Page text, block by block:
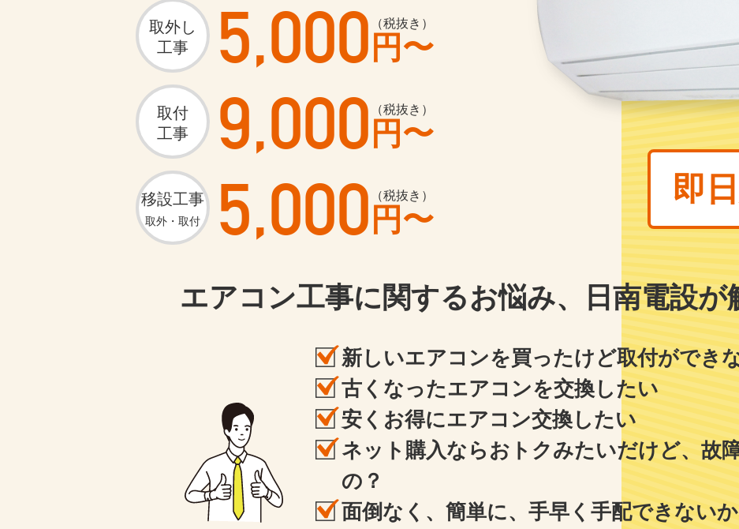
取外し
工事
5,000 円〜
（税抜き）
取付
工事
9,000 円〜
（税抜き）
移設工事
取外・取付 5,000 円〜
（税抜き） 即
エアコン工事に関するお悩み、 日南電設が
新しいエアコンを買ったけど取付ができ
古くなったエアコンを交換したい
安くお得にエアコン交換したい
ネット購入ならおトクみたいだけど、故
の？
面倒なく、簡単に、手早く手配できないか